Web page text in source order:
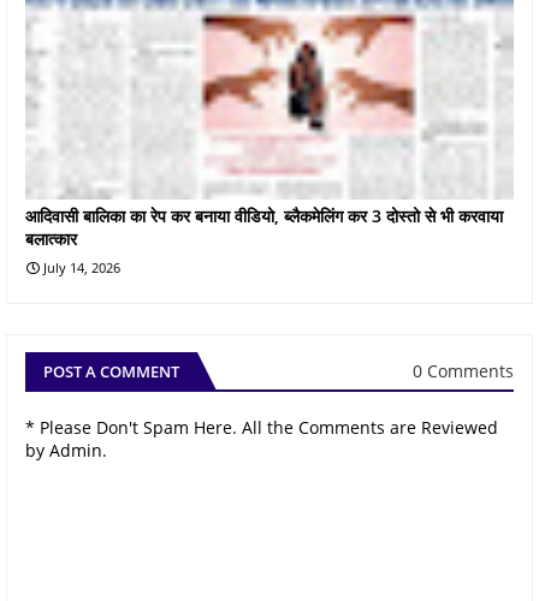
आदिवासी बालिका का रेप कर बनाया वीडियो, ब्लैकमेलिंग कर 3 दोस्तो से भी करवाया
बलात्कार
July 14, 2026
POST A COMMENT 0 Comments
* Please Don't Spam Here. All the Comments are Reviewed
by Admin.